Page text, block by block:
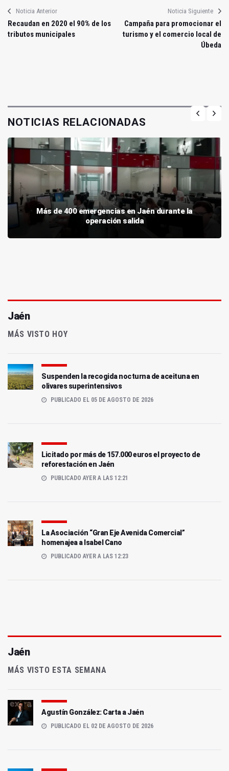
Noticia Anterior
Recaudan en 2020 el 90% de los
tributos municipales
Noticia Siguiente
Campaña para promocionar el
turismo y el comercio local de
Úbeda
NOTICIAS RELACIONADAS
Más de 400 emergencias en Jaén durante la
operación salida
Jaén
MÁS VISTO HOY
Suspenden la recogida nocturna de aceituna en
olivares superintensivos
PUBLICADO EL 05 DE AGOSTO DE 2026
Licitado por más de 157.000 euros el proyecto de
reforestación en Jaén
PUBLICADO AYER A LAS 12:21
La Asociación “Gran Eje Avenida Comercial”
homenajea a Isabel Cano
PUBLICADO AYER A LAS 12:23
Jaén
MÁS VISTO ESTA SEMANA
Agustín González: Carta a Jaén
PUBLICADO EL 02 DE AGOSTO DE 2026